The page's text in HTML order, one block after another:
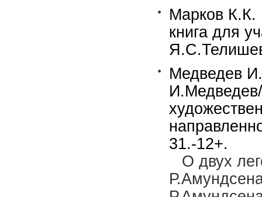
Марков К.К.
книга для
Медведев
31.-12+.
О двух